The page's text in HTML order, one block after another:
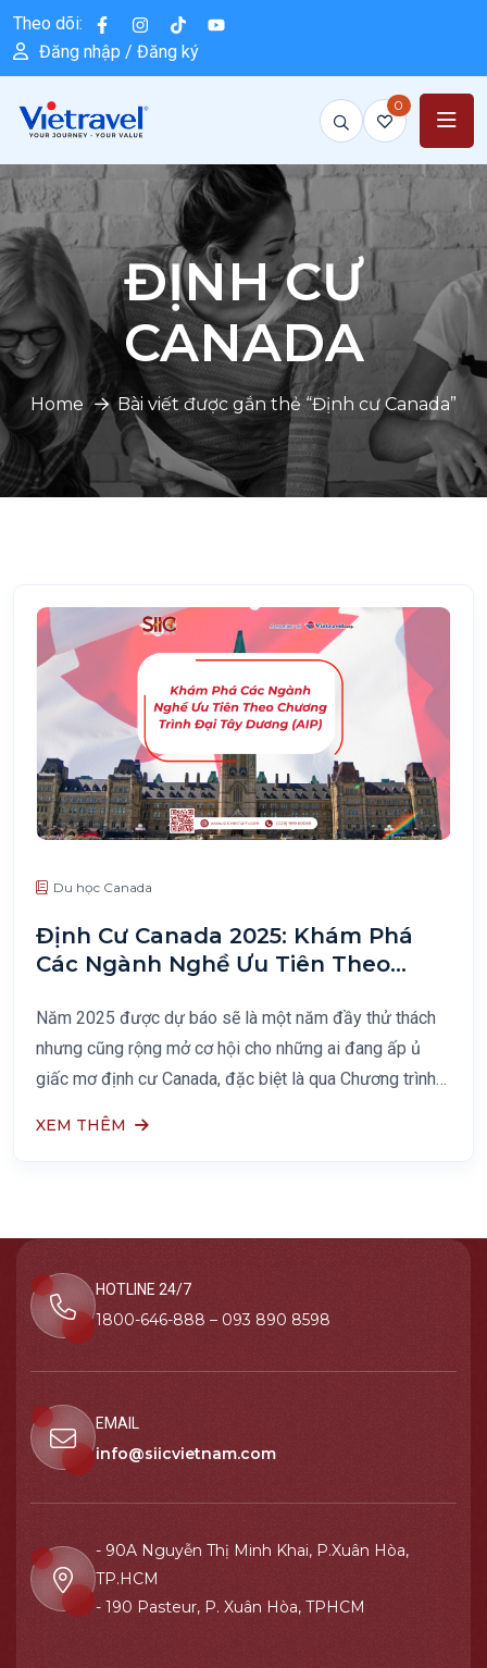
Theo dõi:
Đăng nhập / Đăng ký
0
ĐỊNH CƯ
CANADA
Home Bài viết được gắn thẻ “Định cư Canada”
Du học Canada
Định Cư Canada 2025: Khám Phá
Các Ngành Nghề Ưu Tiên Theo
Năm 2025 được dự báo sẽ là một năm đầy thử thách
nhưng cũng rộng mở cơ hội cho những ai đang ấp ủ
giấc mơ định cư Canada, đặc biệt là qua Chương trình
XEM THÊM
HOTLINE 24/7
1800-646-888 – 093 890 8598
EMAIL
info@siicvietnam.com
- 90A Nguyễn Thị Minh Khai, P.Xuân Hòa,
TP.HCM
- 190 Pasteur, P. Xuân Hòa, TPHCM